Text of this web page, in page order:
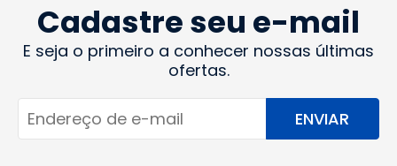
Cadastre seu e-mail
E seja o primeiro a conhecer nossas últimas
ofertas.
ENVIAR